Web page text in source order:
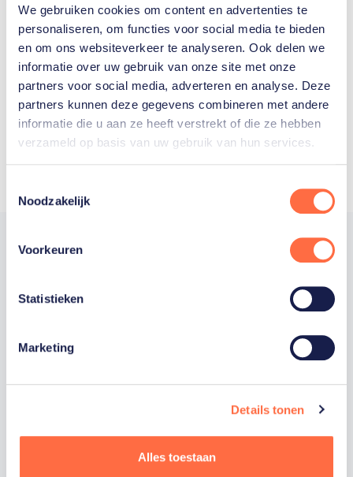
We gebruiken cookies om content en advertenties te
personaliseren, om functies voor social media te bieden
en om ons websiteverkeer te analyseren. Ook delen we
informatie over uw gebruik van onze site met onze
partners voor social media, adverteren en analyse. Deze
partners kunnen deze gegevens combineren met andere
informatie die u aan ze heeft verstrekt of die ze hebben
verzameld op basis van uw gebruik van hun services.
Noodzakelijk
Voorkeuren
Statistieken
Marketing
Details tonen
Alles toestaan
Welke Nederlanders hebben er
ooit meegedaan aan de
Olympische Spelen?
Trotse hoofdsponsor
Staatsloterij is trotse hoofdsponsor van
sportiefste land van de wereld maken.